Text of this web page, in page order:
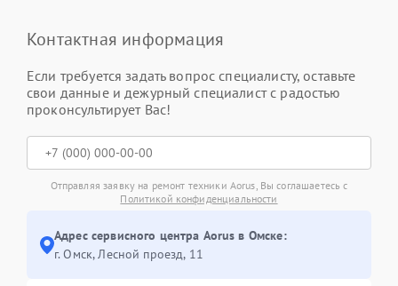
Контактная информация
Если требуется задать вопрос специалисту, оставьте
свои данные и дежурный специалист с радостью
проконсультирует Вас!
Отправляя заявку на ремонт техники Aorus, Вы соглашаетесь с
Политикой конфиденциальности
Адрес сервисного центра Aorus в Омске:
г. Омск, ​Лесной проезд, 11